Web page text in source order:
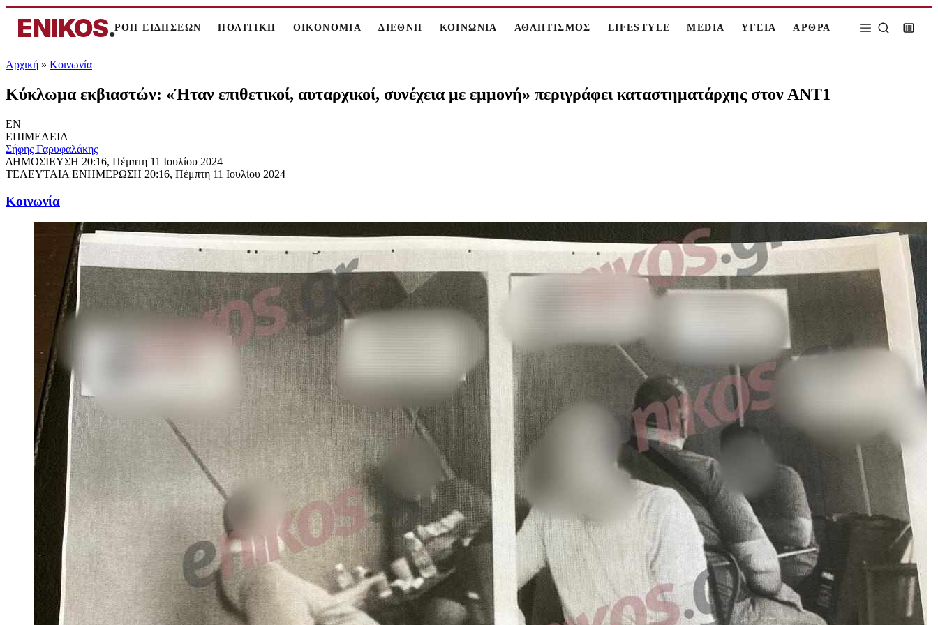
ENIKOS.ΡΟΗ ΕΙΔΗΣΕΩΝ ΠΟΛΙΤΙΚΗ ΟΙΚΟΝΟΜΙΑ ΔΙΕΘΝΗ ΚΟΙΝΩΝΙΑ ΑΘΛΗΤΙΣΜΟΣ LIFESTYLE MEDIA ΥΓΕΙΑ ΑΡΘΡΑ
Αρχική » Κοινωνία
Κύκλωμα εκβιαστών: «Ήταν επιθετικοί, αυταρχικοί, συνέχεια με εμμονή» περιγράφει καταστηματάρχης στον ΑΝΤ1
EN
ΕΠΙΜΕΛΕΙΑ
Σήφης Γαρυφαλάκης
ΔΗΜΟΣΙΕΥΣΗ 20:16, Πέμπτη 11 Ιουλίου 2024
ΤΕΛΕΥΤΑΙΑ ΕΝΗΜΕΡΩΣΗ 20:16, Πέμπτη 11 Ιουλίου 2024
Κοινωνία